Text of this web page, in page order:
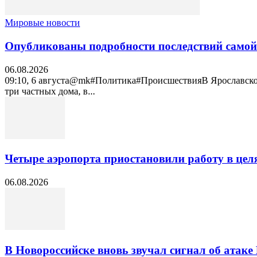
Мировые новости
Опубликованы подробности последствий
06.08.2026
09:10, 6 августа@mk#Политика#ПроисшествияВ
три частных дома, в...
Четыре аэропорта приостановили работу в
06.08.2026
В Новороссийске вновь звучал сигнал об